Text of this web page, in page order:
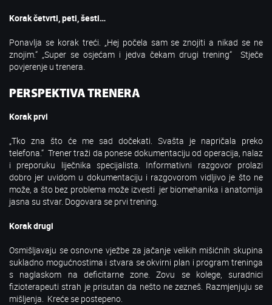
Korak četvrti, peti, šesti…
Ponavlja se korak treći. „Hej počela sam se znojiti a nikad se ne
znojim.“ „Super se osjećam i jedva čekam drugi trening“ Stječe
povjerenje u trenera.
PERSPEKTIVA TRENERA
Korak prvi
„Tko zna što će me sad dočekati. Svašta je napričala preko
telefona.“ Trener traži da ponese dokumentaciju od operacija, nalaz
i preporuku liječnika specijalista. Informativni razgovor prolazi
dobro jer uvidom u dokumentaciju i razgovorom vidljivo je što ne
može, a što bez problema može izvesti jer biomehanika i anatomija
jasna su stvar. Dogovara se prvi trening.
Korak drugi
Osmišljavaju se osnovne vježbe za jačanje velikih mišićnih skupina
sukladno mogućnostima i stvara se okvirni plan i program treninga
s naglaskom na deficitarne zone. Zovu se kolege, suradnici
fizioterapeuti strah je prisutan da nešto ne zezneš. Razmjenjuju se
mišljenja. Kreće se postepeno.